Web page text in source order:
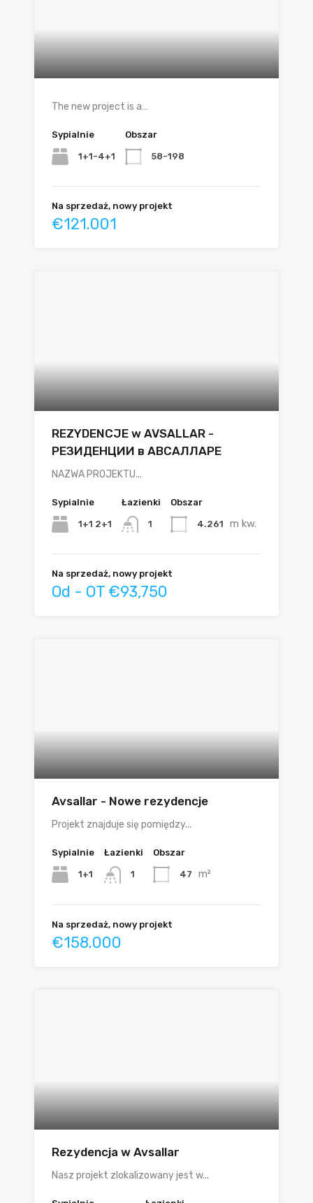
The new project is a…
Sypialnie
1+1-4+1
Obszar
58-198
Na sprzedaż, nowy projekt
€121.001
REZYDENCJE w AVSALLAR -
РЕЗИДЕНЦИИ в АВСАЛЛАРЕ
NAZWA PROJEKTU...
Sypialnie
1+1 2+1
Łazienki
1
Obszar
4.261 m kw.
Na sprzedaż, nowy projekt
Od - OT €93,750
Avsallar - Nowe rezydencje
Projekt znajduje się pomiędzy...
Sypialnie
1+1
Łazienki
1
Obszar
47 m²
Na sprzedaż, nowy projekt
€158.000
Rezydencja w Avsallar
Nasz projekt zlokalizowany jest w...